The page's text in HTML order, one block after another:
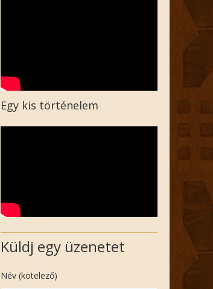
Egy kis történelem
Küldj egy üzenetet
Név (kötelező)